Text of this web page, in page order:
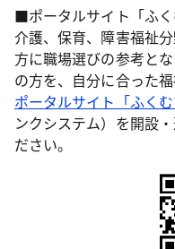
■ポータルサイト「ふく
介護、保育、障害福祉
方に職場選びの参考と
の方を、自分に合った
ポータルサイト「ふくむ
ンクシステム）を開設
ださい。